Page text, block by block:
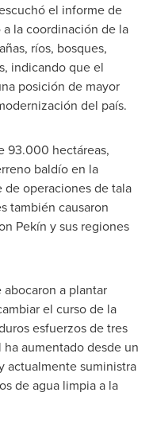
el informe de
la coordinación de la
ríos, bosques,
indicando que el
posición de mayor
del país.
93.000 hectáreas,
baldío en la
de operaciones de tala
también causaron
Pekín y sus regiones
a plantar
el curso de la
esfuerzos de tres
aumentado desde un
actualmente suministra
de agua limpia a la